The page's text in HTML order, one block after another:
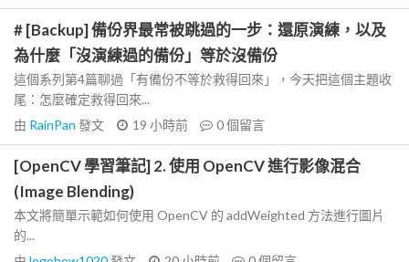
# [Backup] 備份界最常被跳過的一步：還原演練，以及
為什麼「沒演練過的備份」等於沒備份
這個系列第4篇聊過「有備份不等於救得回來」，今天把這個主題收
尾：怎麼確定救得回來...
由 RainPan 發文 19 小時前 0個留言
[OpenCV 學習筆記] 2. 使用 OpenCV 進行影像混合
(Image Blending)
本文將簡單示範如何使用 OpenCV 的 addWeighted 方法進行圖片
的...